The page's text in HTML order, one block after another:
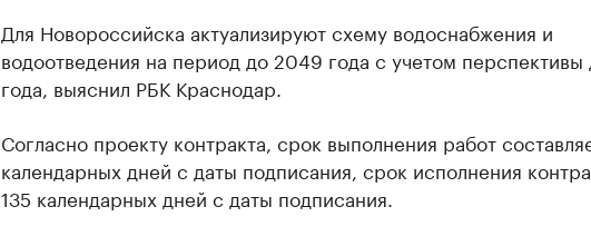
Для Новороссийска актуализируют схему водоснабжения и
водоотведения на период до 2049 года с учетом перспективы
года, выяснил РБК Краснодар.
Согласно проекту контракта, срок выполнения работ
календарных дней с даты подписания, срок исполнения
135 календарных дней с даты подписания.